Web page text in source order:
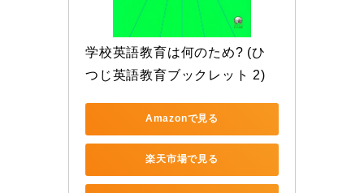
学校英語教育は何のため? (ひ
つじ英語教育ブックレット 2)
Amazonで見る
楽天市場で見る